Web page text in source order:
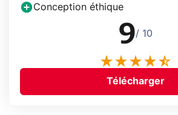
Conception éthique
9/ 10
Télécharger